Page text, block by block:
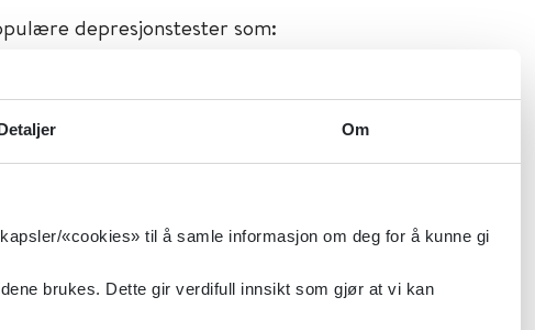
Om
«cookies» til å samle informasjon om deg for å kunne gi
brukes. Dette gir verdifull innsikt som gjør at vi kan
depresjonstester som:
SADS), eldre (GDS) og for
er på norsk og gratis å bruke.
(Edinburgh Postnatal Depression